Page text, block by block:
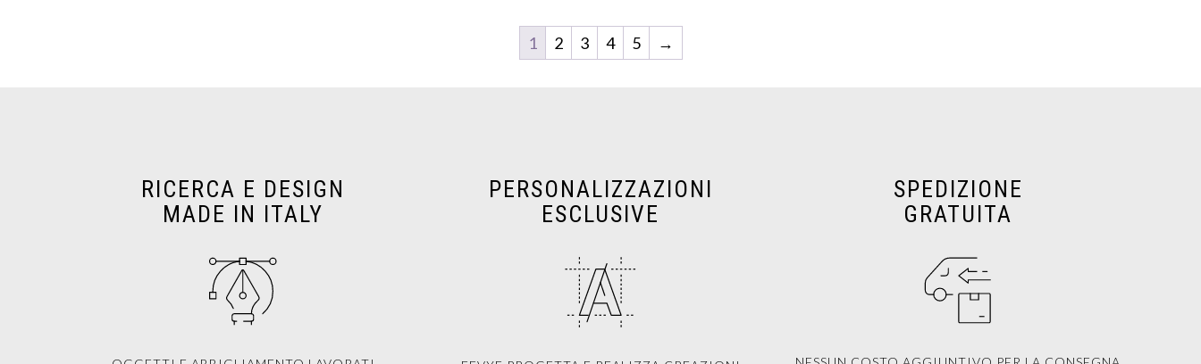
1 2 3 4 5 →
RICERCA E DESIGN
MADE IN ITALY
PERSONALIZZAZIONI
ESCLUSIVE
SPEDIZIONE
GRATUITA